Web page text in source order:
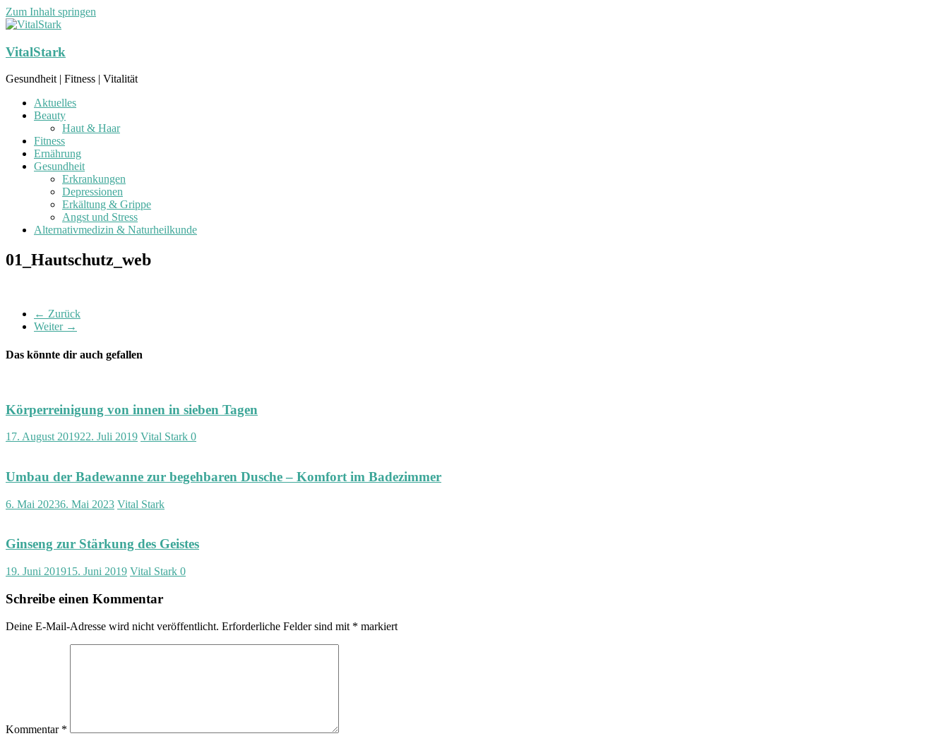
Zum Inhalt springen
VitalStark
Gesundheit | Fitness | Vitalität
Aktuelles
Beauty
Haut & Haar
Fitness
Ernährung
Gesundheit
Erkrankungen
Depressionen
Erkältung & Grippe
Angst und Stress
Alternativmedizin & Naturheilkunde
01_Hautschutz_web
← Zurück
Weiter →
Das könnte dir auch gefallen
Körperreinigung von innen in sieben Tagen
17. August 201922. Juli 2019 Vital Stark 0
Umbau der Badewanne zur begehbaren Dusche – Komfort im Badezimmer
6. Mai 20236. Mai 2023 Vital Stark
Ginseng zur Stärkung des Geistes
19. Juni 201915. Juni 2019 Vital Stark 0
Schreibe einen Kommentar
Deine E-Mail-Adresse wird nicht veröffentlicht. Erforderliche Felder sind mit * markiert
Kommentar *